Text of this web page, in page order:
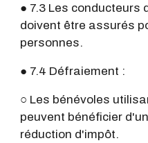
● 7.3 Les conducteurs
doivent être assurés
personnes.
● 7.4 Défraiement :
○ Les bénévoles
peuvent bénéficier
réduction d'impôt.